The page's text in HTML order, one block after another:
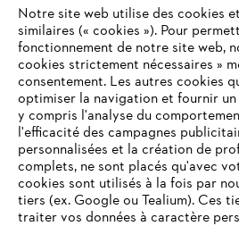
L'Entreprise
STIHL FAQ
Notre site web utilise des cookies
similaires (« cookies »). Pour
fonctionnement de notre site web,
cookies strictement nécessaires »
consentement. Les autres cookies
optimiser la navigation et fournir
y compris l'analyse du
l'efficacité des campagnes
personnalisées et la création de
complets, ne sont placés qu'avec
cookies sont utilisés à la fois par
tiers (ex. Google ou Tealium). Ces
traiter vos données à caractère